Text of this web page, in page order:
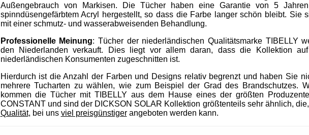
Außengebrauch von Markisen. Die Tücher haben eine Garantie von 5
spinndüsengefärbtem Acryl hergestellt, so dass die Farbe langer schön bleibt. Sie
mit einer schmutz- und wasserabweisenden Behandlung.
Professionelle Meinung: Tücher der niederländischen Qualitätsmarke TIBELLY
den Niederlanden verkauft. Dies liegt vor allem daran, dass die Kollektion
niederländischen Konsumenten zugeschnitten ist.
Hierdurch ist die Anzahl der Farben und Designs relativ begrenzt und haben Sie
mehrere Tucharten zu wählen, wie zum Beispiel der Grad des Brandschutzes.
kommen die Tücher mit TIBELLY aus dem Hause eines der größten
CONSTANT und sind der DICKSON SOLAR Kollektion größtenteils sehr ähnlich,
Qualität, bei uns viel preisgünstigerangeboten werden kann.